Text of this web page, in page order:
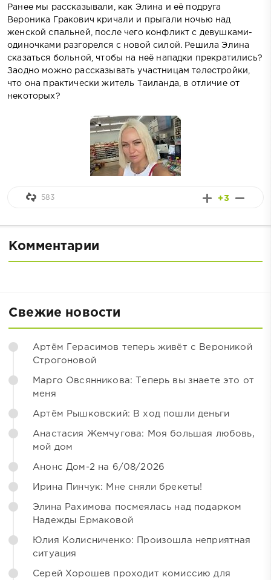
Ранее мы рассказывали, как Элина и её подруга
Вероника Гракович кричали и прыгали ночью над
женской спальней, после чего конфликт с девушками-
одиночками разгорелся с новой силой. Решила Элина
сказаться больной, чтобы на неё нападки прекратились?
Заодно можно рассказывать участницам телестройки,
что она практически житель Таиланда, в отличие от
некоторых?
+3
583
Комментарии
Свежие новости
Артём Герасимов теперь живёт с Вероникой
Строгоновой
Марго Овсянникова: Теперь вы знаете это от
меня
Артём Рышковский: В ход пошли деньги
Анастасия Жемчугова: Моя большая любовь,
мой дом
Анонс Дом-2 на 6/08/2026
Ирина Пинчук: Мне сняли брекеты!
Элина Рахимова посмеялась над подарком
Надежды Ермаковой
Юлия Колисниченко: Произошла неприятная
ситуация
Серей Хорошев проходит комиссию для